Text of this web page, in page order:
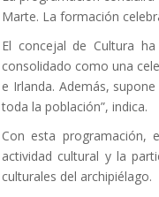
Marte. La formación
El concejal de Cultura
consolidado como una
e Irlanda. Además,
toda la población”, indica.
Con esta programación,
actividad cultural y la
culturales del archipiélago.